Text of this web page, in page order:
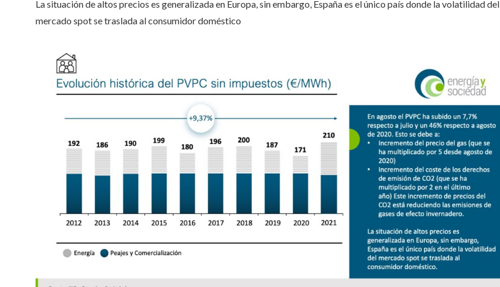
La situación de altos precios es generalizada en Europa, sin embargo, España es el único país donde la volatilidad del
mercado spot se traslada al consumidor doméstico